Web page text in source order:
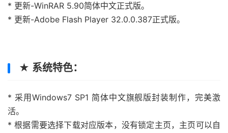
* 更新-WinRAR 5.90简体中文正式版。
* 更新-Adobe Flash Player 32.0.0.387正式版。
★ 系统特色：
* 采用Windows7 SP1 简体中文旗舰版封装制作，完美激
活。
* 根据需要选择下载对应版本，没有锁定主页，主页可以自